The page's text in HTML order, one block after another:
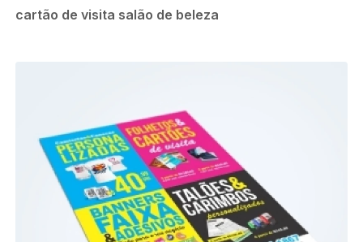
cartão de visita salão de beleza